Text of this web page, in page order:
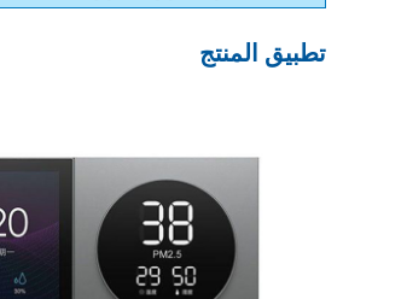
تطبيق المنتج